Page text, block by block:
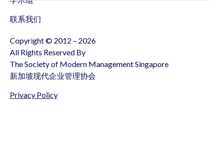
联系我们
Copyright © 2012 – 2026
All Rights Reserved By
The Society of Modern Management Singapore
新加坡现代企业管理协会
Privacy Policy